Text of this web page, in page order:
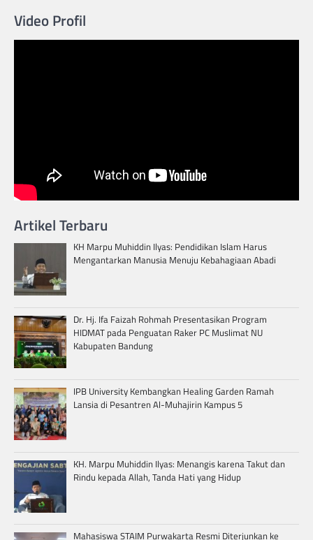
Video Profil
Artikel Terbaru
KH Marpu Muhiddin Ilyas: Pendidikan Islam Harus
Mengantarkan Manusia Menuju Kebahagiaan Abadi
Dr. Hj. Ifa Faizah Rohmah Presentasikan Program
HIDMAT pada Penguatan Raker PC Muslimat NU
Kabupaten Bandung
IPB University Kembangkan Healing Garden Ramah
Lansia di Pesantren Al-Muhajirin Kampus 5
KH. Marpu Muhiddin Ilyas: Menangis karena Takut dan
Rindu kepada Allah, Tanda Hati yang Hidup
Mahasiswa STAIM Purwakarta Resmi Diterjunkan ke